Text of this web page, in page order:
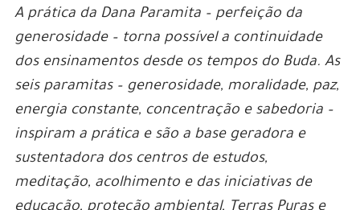
A prática da Dana Paramita – perfeição da
generosidade – torna possível a continuidade
dos ensinamentos desde os tempos do Buda. As
seis paramitas – generosidade, moralidade, paz,
energia constante, concentração e sabedoria –
inspiram a prática e são a base geradora e
sustentadora dos centros de estudos,
meditação, acolhimento e das iniciativas de